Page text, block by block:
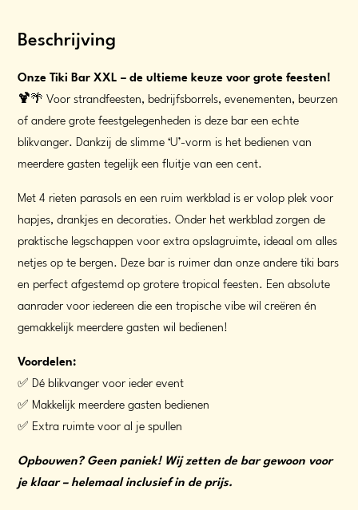
Beschrijving
Onze Tiki Bar XXL – de ultieme keuze voor grote feesten!
🍹🌴 Voor strandfeesten, bedrijfsborrels, evenementen, beurzen
of andere grote feestgelegenheden is deze bar een echte
blikvanger. Dankzij de slimme ‘U’-vorm is het bedienen van
meerdere gasten tegelijk een fluitje van een cent.
Met 4 rieten parasols en een ruim werkblad is er volop plek voor
hapjes, drankjes en decoraties. Onder het werkblad zorgen de
praktische legschappen voor extra opslagruimte, ideaal om alles
netjes op te bergen. Deze bar is ruimer dan onze andere tiki bars
en perfect afgestemd op grotere tropical feesten. Een absolute
aanrader voor iedereen die een tropische vibe wil creëren én
gemakkelijk meerdere gasten wil bedienen!
Voordelen:
✅ Dé blikvanger voor ieder event
✅ Makkelijk meerdere gasten bedienen
✅ Extra ruimte voor al je spullen
Opbouwen? Geen paniek! Wij zetten de bar gewoon voor
je klaar – helemaal inclusief in de prijs.